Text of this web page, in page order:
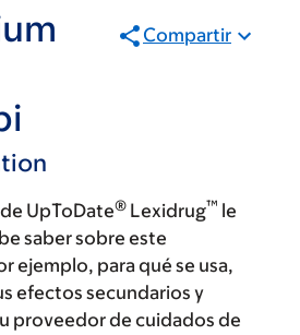
Compartir
UpToDate® Lexidrug™ le
saber sobre este
ejemplo, para qué se usa,
efectos secundarios y
proveedor de cuidados de